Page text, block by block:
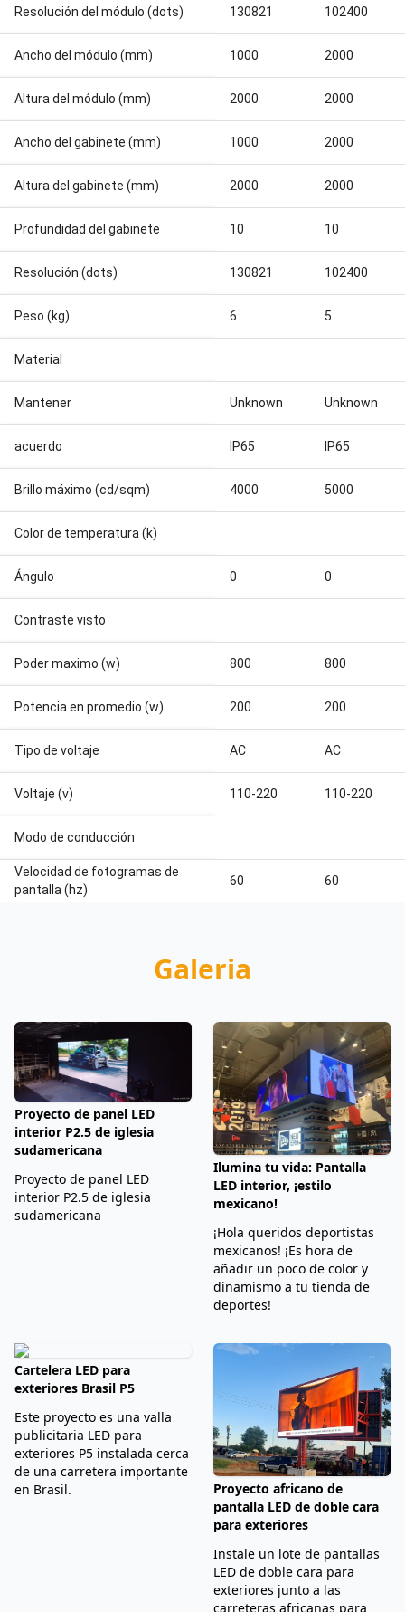
Resolución del módulo (dots) 130821 102400
Ancho del módulo (mm) 1000 2000
Altura del módulo (mm) 2000 2000
Ancho del gabinete (mm) 1000 2000
Altura del gabinete (mm) 2000 2000
Profundidad del gabinete 10 10
Resolución (dots) 130821 102400
Peso (kg) 6 5
Material
Mantener Unknown Unknown
acuerdo IP65 IP65
Brillo máximo (cd/sqm) 4000 5000
Color de temperatura (k)
Ángulo 0 0
Contraste visto
Poder maximo (w) 800 800
Potencia en promedio (w) 200 200
Tipo de voltaje AC AC
Voltaje (v) 110-220 110-220
Modo de conducción
Velocidad de fotogramas de
pantalla (hz)
60 60
Galeria
Proyecto de panel LED
interior P2.5 de iglesia
sudamericana
Proyecto de panel LED
interior P2.5 de iglesia
sudamericana
Ilumina tu vida: Pantalla
LED interior, ¡estilo
mexicano!
¡Hola queridos deportistas
mexicanos! ¡Es hora de
añadir un poco de color y
dinamismo a tu tienda de
deportes!
Cartelera LED para
exteriores Brasil P5
Este proyecto es una valla
publicitaria LED para
exteriores P5 instalada cerca
de una carretera importante
en Brasil.
Proyecto africano de
pantalla LED de doble cara
para exteriores
Instale un lote de pantallas
LED de doble cara para
exteriores junto a las
carreteras africanas para